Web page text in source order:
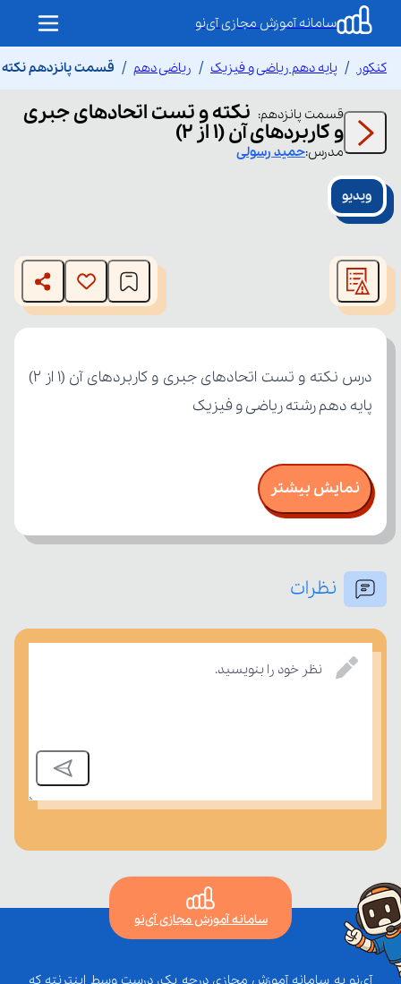
سامانه آموزش مجازی آی‌نو
کنکور پایه دهم ریاضی و فیزیک ریاضی دهم قسمت پانزدهم نکته و
قسمت پانزدهم: نکته و تست اتحادهای جبری
و کاربردهای آن (1 از 2)
مدرس:حمید رسولی
ویدیو
modal
window.
The media could not be loaded, either because the server
or network failed or because the format is not supported.
پایه دهم رشته ریاضی و فیزیک
نمایش بیشتر
نظرات
نظر خود را بنویسید.
سامانه آموزش مجازی آی‌نو
آی‌نو یه سامانه آموزش مجازی درجه یک، درست وسط اینترنته که